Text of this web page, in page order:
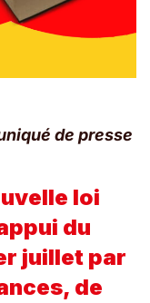
de presse
loi
du
juillet par
de